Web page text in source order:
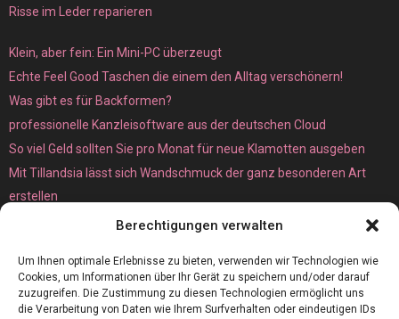
Berechtigungen verwalten
Um Ihnen optimale Erlebnisse zu bieten, verwenden wir Technologien wie
Cookies, um Informationen über Ihr Gerät zu speichern und/oder darauf
zuzugreifen. Die Zustimmung zu diesen Technologien ermöglicht uns
die Verarbeitung von Daten wie Ihrem Surfverhalten oder eindeutigen IDs
Risse im Leder reparieren
Klein, aber fein: Ein Mini-PC überzeugt
Echte Feel Good Taschen die einem den Alltag verschönern!
Was gibt es für Backformen?
professionelle Kanzleisoftware aus der deutschen Cloud
So viel Geld sollten Sie pro Monat für neue Klamotten ausgeben
Mit Tillandsia lässt sich Wandschmuck der ganz besonderen Art
erstellen
Unterschied zwischen Bare-Metal- und Dedicated Server